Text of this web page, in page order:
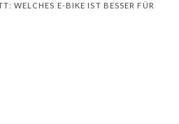
WELCHES E-BIKE IST BESSER FÜR